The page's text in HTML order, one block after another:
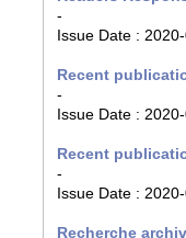
-
Issue Date :
Recent
-
Issue Date :
Recent
-
Issue Date :
Recherche